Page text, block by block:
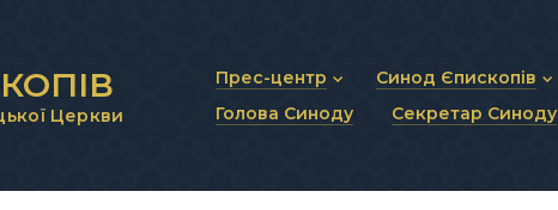
Церкви
Прес-центр
Новини та анонси
Синод Єпископів
Статут Синоду
Голова Синоду Секретар Синоду